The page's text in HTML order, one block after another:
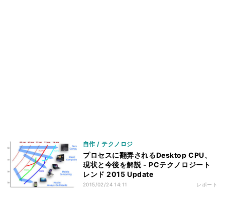
自作 / テクノロジ
プロセスに翻弄されるDesktop CPU、
現状と今後を解説 - PCテクノロジート
レンド 2015 Update
2015/02/24 14:11 レポート